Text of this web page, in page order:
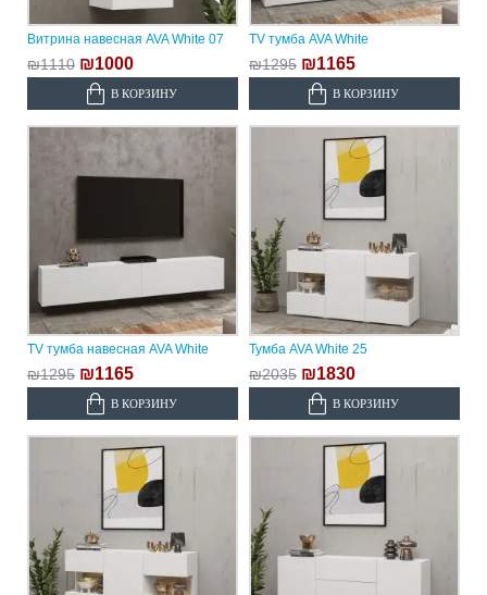
Витрина навесная AVA White 07
₪1110 ₪1000
В КОРЗИНУ
TV тумба AVA White
₪1295 ₪1165
В КОРЗИНУ
TV тумба навесная AVA White
₪1295 ₪1165
В КОРЗИНУ
Тумба AVA White 25
₪2035 ₪1830
В КОРЗИНУ